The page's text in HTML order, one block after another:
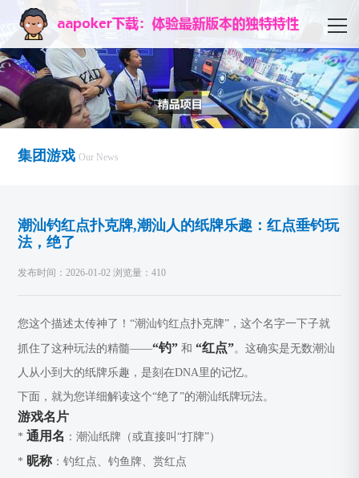
集团游戏 Our News
潮汕钓红点扑克牌,潮汕人的纸牌乐趣：红点垂钓玩
法，绝了
发布时间：2026-01-02 浏览量：410
您这个描述太传神了！“潮汕钓红点扑克牌”，这个名字一下子就
抓住了这种玩法的精髓——“钓” 和“红点”。这确实是无数潮汕
人从小到大的纸牌乐趣，是刻在DNA里的记忆。
下面，就为您详细解读这个“绝了”的潮汕纸牌玩法。
游戏名片
*通用名 ：潮汕纸牌（或直接叫“打牌”）
* 昵称 ：钓红点、钓鱼牌、赏红点